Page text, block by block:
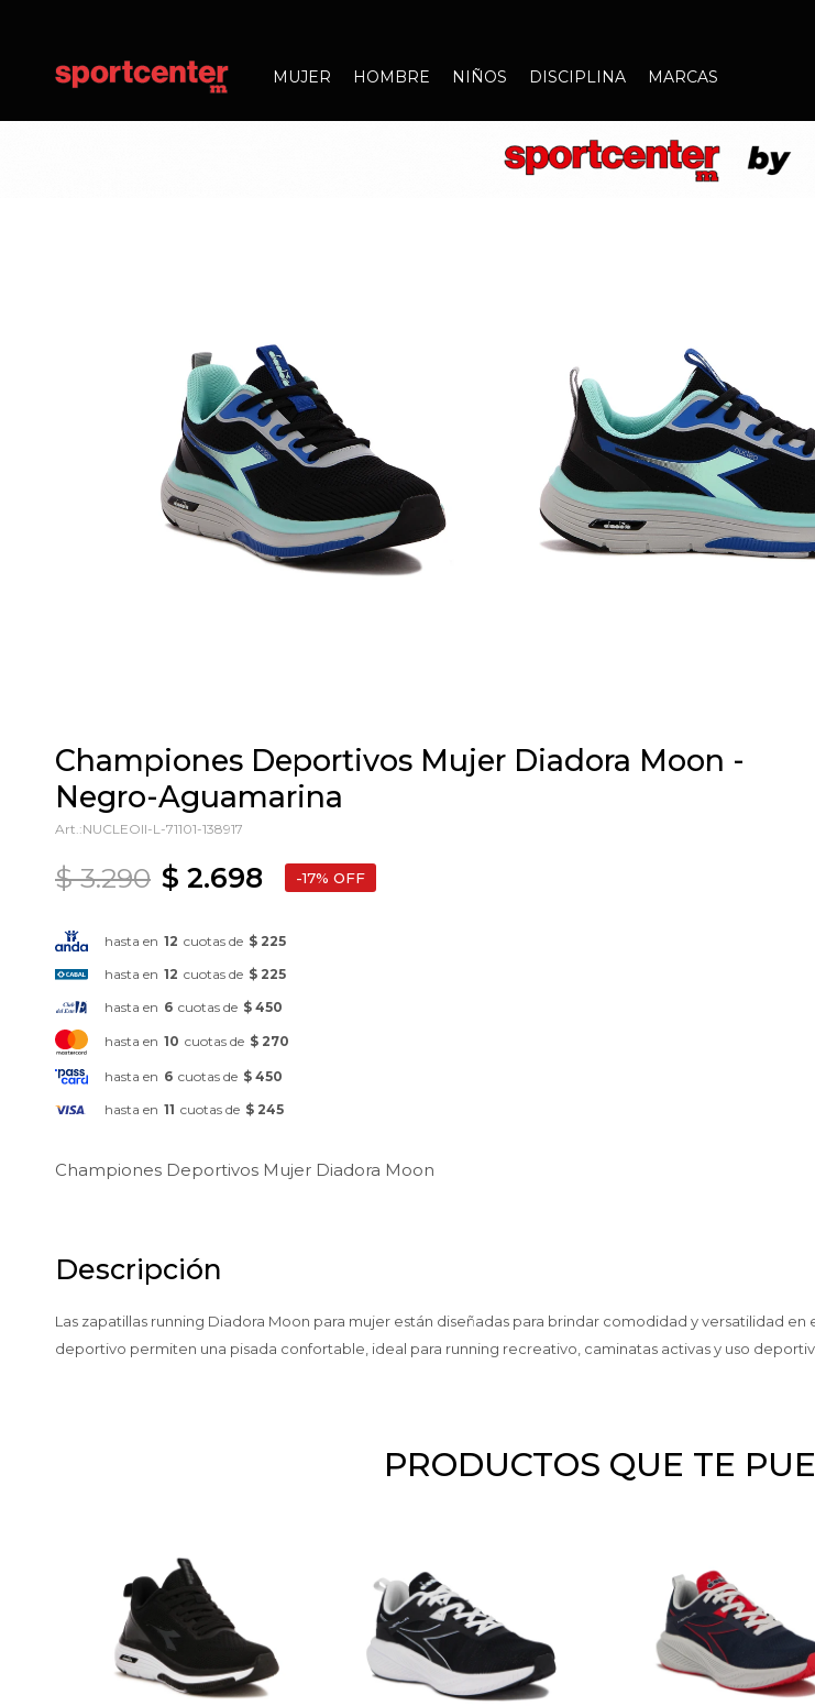
MUJER HOMBRE NIÑOS DISCIPLINA MARCAS
Championes Deportivos Mujer Diadora Moon -
Negro-Aguamarina
NUCLEOII-L-71101-138917
$ 2.698
$ 3.290 17
hasta en 12 cuotas de $ 225
hasta en 12 cuotas de $ 225
hasta en 6 cuotas de $ 450
hasta en 10 cuotas de $ 270
hasta en 6 cuotas de $ 450
hasta en 11 cuotas de $ 245
Championes Deportivos Mujer Diadora Moon
Descripción
Las zapatillas running Diadora Moon para mujer están diseñadas para brindar comodidad y versatilidad
deportivo permiten una pisada confortable, ideal para running recreativo, caminatas activas y uso
PRODUCTOS QUE TE